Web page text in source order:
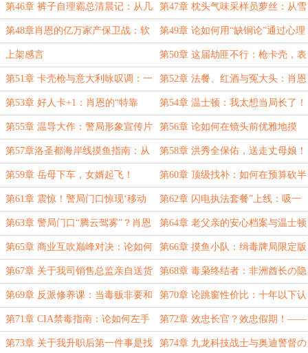
击格洛丽亚的“猎物”肖恩 裂！肖恩以一敌二夺回“不行”话语权
第46章 裤子自理霸总清晨记：从几
亿亏损到保释担保人的邀请
第47章 枕头气味采样员萝丝：从雪
曼橡树声纹收集到早餐桌的学术追
猎！
第48章肖恩的亿万家产保卫战：软
饭与萝丝的\"致命\"提问
第49章 论如何用“缺铜论”通过心理
测评：州长候选人的自我修养
上架感言 第50章 这届劫匪不行：枪卡壳，表
演差，还不找零！
第51章 卡壳枪与意大利咏叹调：一
个劫匪的悲惨下午（求首订）
第52章 法餐、红酒与冤大头：肖恩
的“自愿”被宰实录（求首订）
第53章 好人卡+1：肖恩的“特靠
谱”认证与零下七度的秘密
第54章 温士顿：我太想当局长了！
肖恩：所以我就得去拍片？
第55章 温导大作：警局形象宣传片
（主演：肖恩·霍勒斯）
第56章 论如何在镜头前优雅地摸
鱼：肖恩警官的和谐社区巡逻指南
第57章洛圣都海岸线摸鱼指南：从
比基尼研究到超速皮卡
第58章 洪秀全保佑，送走丈母娘！
第59章 岳母下车，女婿起飞！ 第60章 顶级找补：如何在预算砍半
时大赢特赢
第61章 震惊！警局门口惊现‘移动
毒窝’，嫌疑人：我只是想放松一下
伙计
第62章 闪电执法套餐”上线：吸一
口送三棍，满额再赠电击体验！
第63章 警局门口“腾云驾雾”？肖恩
警官助你“脚踏实地”！
第64章 老父亲的安心档案与温士顿
的“贴心”会议
第65章 商业互吹巅峰对决：论如何
在会议室优雅地“抬轿子”
第66章 摸鱼小队：缉毒牌局限定版
第67章 关于我司销售总监亲自送货
被警方优化这件事
第68章 毒枭终结者：非洲酋长の隐
身术
第69章 反派修养课：当毒贩非要和
满级BOSS玩决斗
第70章 论跳窗性价比：十年以下认
罪，无期以上跑路
第71章 CIA禁毒指南：论如何左手
抄家右手发货
第72章 效忠长官？效忠假期！——
肖恩警官的职场生存法则（6.5k）
第73章 关于我升职后第一件事是找 第74章 九龙科技战士与奥迪警督の